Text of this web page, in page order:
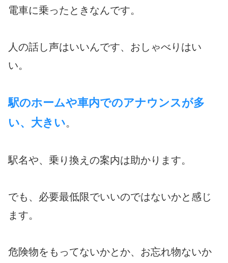
電車に乗ったときなんです。
人の話し声はいいんです、おしゃべりはい
い。
駅のホームや車内でのアナウンスが多
い、大きい。
駅名や、乗り換えの案内は助かります。
でも、必要最低限でいいのではないかと感じ
ます。
危険物をもってないかとか、お忘れ物ないか